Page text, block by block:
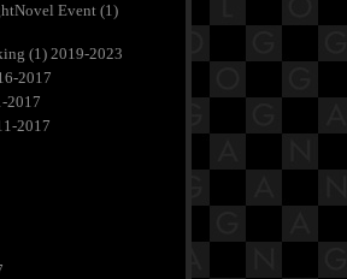
Event (1)
(1) 2019-2023
2017
2017
2017